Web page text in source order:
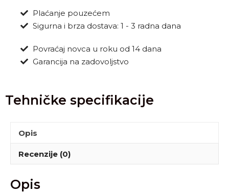
Plaćanje pouzećem
Sigurna i brza dostava: 1 - 3 radna dana
Povraćaj novca u roku od 14 dana
Garancija na zadovoljstvo
Tehničke specifikacije
Opis
Recenzije (0)
Opis